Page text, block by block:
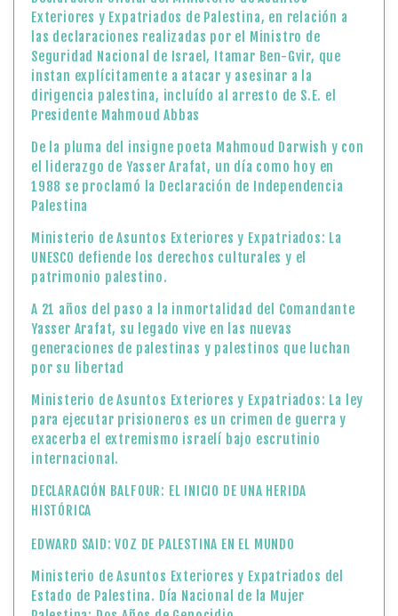
Palestina
Ministerio de Asuntos Exteriores y Expatriados: La
UNESCO defiende los derechos culturales y el
patrimonio palestino.
A 21 años del paso a la inmortalidad del Comandante
generaciones de palestinas y palestinos que luchan
por su libertad
Ministerio de Asuntos Exteriores y Expatriados: La ley
exacerba el extremismo israelí bajo escrutinio
internacional.
HISTÓRICA
EDWARD SAID: VOZ DE PALESTINA EN EL MUNDO
Ministerio de Asuntos Exteriores y Expatriados del
Estado de Palestina. Día Nacional de la Mujer
Palestina: Dos Años de Genocidio
Celebramos el «Día Nacional de la Mujer Palestina»
por Palestina»
Expatriados del Estado de Palestina
Comunicado del Ministerio de Asuntos Exteriores y
Expatriados del Estado de Palestina